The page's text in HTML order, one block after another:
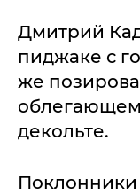
Дмитрий
пиджаке с
же
облегающем
декольте.